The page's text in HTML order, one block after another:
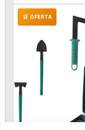
🛒 OFERTA